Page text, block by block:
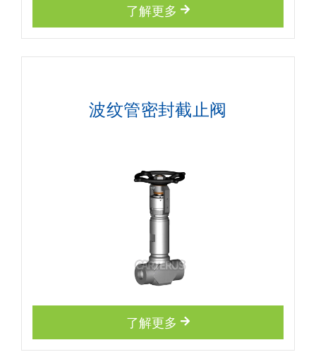
了解更多
波纹管密封截止阀
了解更多